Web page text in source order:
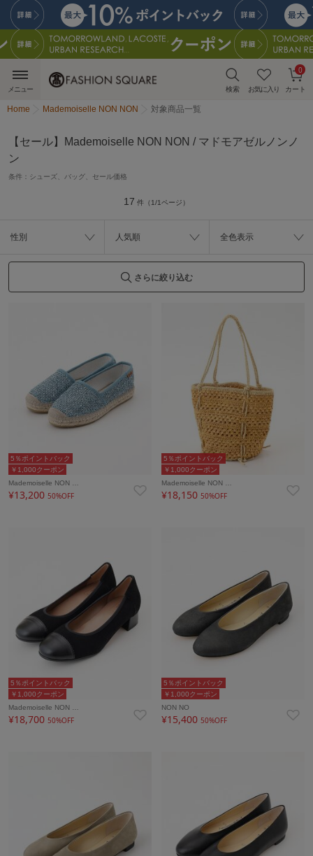
検索 お気に入り カート
0
メニュー
Home Mademoiselle NON NON 対象商品一覧
【セール】Mademoiselle NON NON / マドモアゼルノンノ
ン
条件： シューズ、バッグ、セール価格
17 件（1/1ページ）
性別 人気順 全色表示
さらに絞り込む
￥1,000クーポン
5％ポイントバック
Mademoiselle NON …
¥13,200 50%OFF
￥1,000クーポン
5％ポイントバック
Mademoiselle NON …
¥18,15050%OFF
￥1,000クーポン
5％ポイントバック
Mademoiselle NON …
¥18,700 50%OFF
￥1,000クーポン
5％ポイントバック
NON NO
¥15,40050%OFF